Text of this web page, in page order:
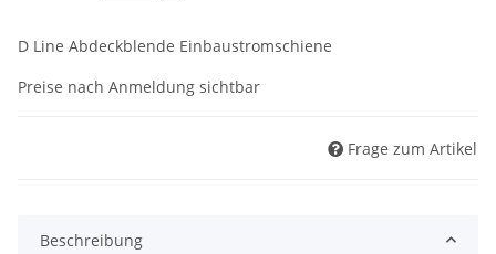
D Line Abdeckblende Einbaustromschiene
Preise nach Anmeldung sichtbar
Frage zum Artikel
Beschreibung